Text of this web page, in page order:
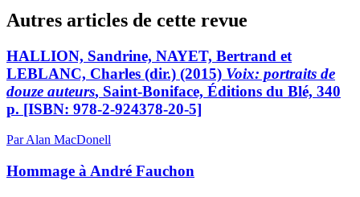
Autres articles de cette revue
HALLION, Sandrine, NAYET, Bertrand et
LEBLANC, Charles (dir.) (2015) Voix: portraits de
douze auteurs, Saint-Boniface, Éditions du Blé, 340
p. [ISBN: 978-2-924378-20-5]
Par Alan MacDonell
Hommage à André Fauchon